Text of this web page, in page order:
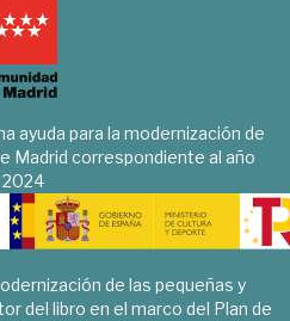
ayuda para la modernización de
Madrid correspondiente al año
2024
de las pequeñas y
del libro en el marco del Plan de